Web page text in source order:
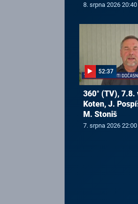
8. srpna 2026 20:40
52:37
360° (TV), 7.8.
Koten, J.
M. Stoniš
7. srpna 2026 22:00